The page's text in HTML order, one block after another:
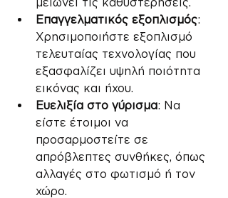
Επαγγελματικός εξοπλισμός:
Χρησιμοποιήστε εξοπλισμό
τελευταίας τεχνολογίας που
εξασφαλίζει υψηλή ποιότητα
εικόνας και ήχου.
Ευελιξία στο γύρισμα: Να
είστε έτοιμοι να
προσαρμοστείτε σε
απρόβλεπτες συνθήκες, όπως
αλλαγές στο φωτισμό ή τον
χώρο.